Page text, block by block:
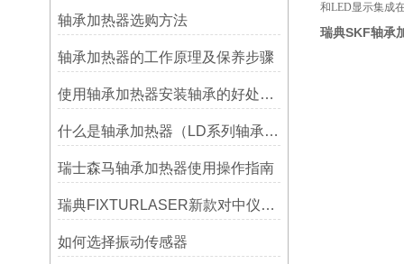
轴承加热器选购方法
轴承加热器的工作原理及保养步骤
使用轴承加热器安装轴承的好处及优势——宁波利德
什么是轴承加热器（LD系列轴承加热器）-宁波利德仪器
瑞士森马轴承加热器使用操作指南
瑞典FIXTURLASER新款对中仪AT200技术介绍
如何选择振动传感器
和LED显示集成
瑞典SKF轴承